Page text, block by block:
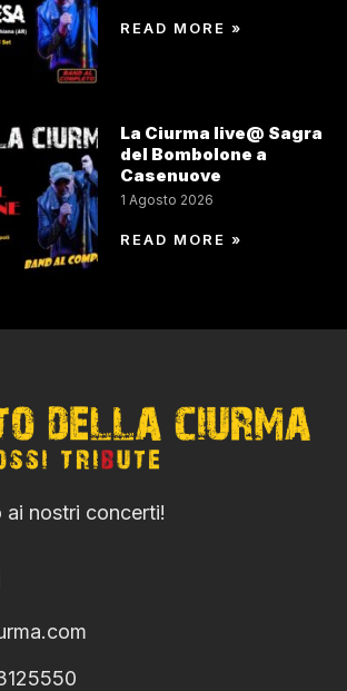
READ MORE »
La Ciurma live@ Sagra
del Bombolone a
Casenuove
1 Agosto 2026
READ MORE »
ai nostri concerti!